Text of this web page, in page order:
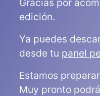
edición.
Ya puedes
desde tu panel
Estamos
Muy pronto